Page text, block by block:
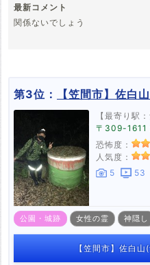
最新コメント
関係ないでしょう
第3位： 【笠間市】佐白
【最寄り駅
〒309-1611
恐怖度：
人気度：
5
53
公園・城跡 女性の霊 神隠し
【笠間市】佐白